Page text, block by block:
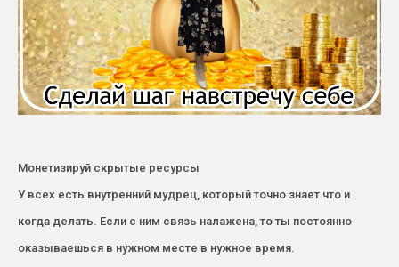
Монетизируй скрытые ресурсы
У всех есть внутренний мудрец, который точно знает что и
когда делать. Если с ним связь налажена, то ты постоянно
оказываешься в нужном месте в нужное время.